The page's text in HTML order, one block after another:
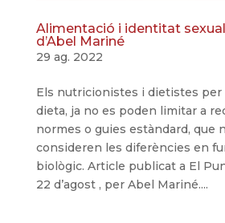
Alimentació i identitat
d’Abel Mariné
29 ag. 2022
Els nutricionistes i dietistes per
dieta, ja no es poden limitar a
normes o guies estàndard, que
consideren les diferències en
biològic. Article publicat a El
22 d’agost , per Abel Mariné....